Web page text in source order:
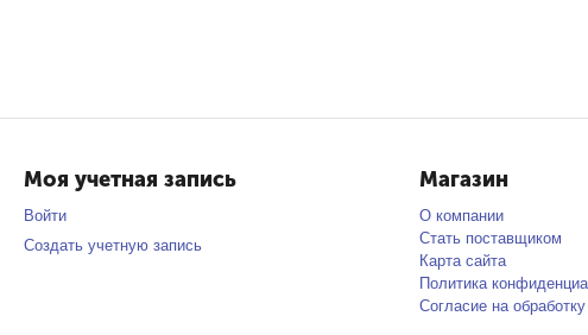
Моя учетная запись
Войти
Создать учетную запись
Магазин
О компании
Стать поставщиком
Карта сайта
Политика
Согласие на